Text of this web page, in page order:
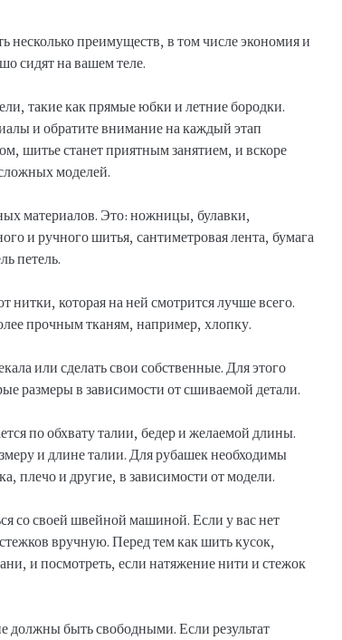
несколько преимуществ, в том числе экономия и
сидят на вашем теле.
такие как прямые юбки и летние бородки.
и обратите внимание на каждый этап
шитье станет приятным занятием, и вскоре
моделей.
материалов. Это: ножницы, булавки,
и ручного шитья, сантиметровая лента, бумага
петель.
нитки, которая на ней смотрится лучше всего.
прочным тканям, например, хлопку.
или сделать свои собственные. Для этого
размеры в зависимости от сшиваемой детали.
по обхвату талии, бедер и желаемой длины.
и длине талии. Для рубашек необходимы
плечо и другие, в зависимости от модели.
со своей швейной машиной. Если у вас нет
вручную. Перед тем как шить кусок,
и посмотреть, если натяжение нити и стежок
должны быть свободными. Если результат